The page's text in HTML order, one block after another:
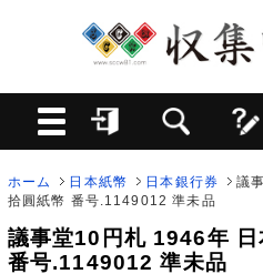
ホーム 日本紙幣 日本銀行券
議
拾圓紙幣 番号.1149012 準未品
議事堂10円札 1946年
番号.1149012 準未品